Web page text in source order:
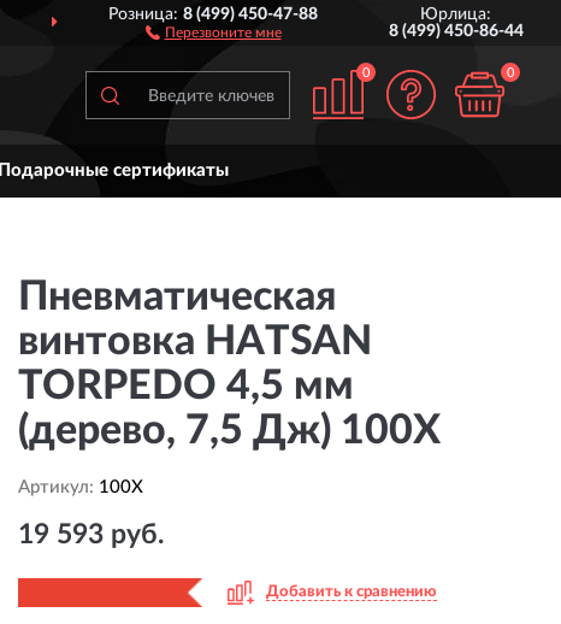
ДОСТАВИМ ПО ВСЕЙ РОССИИ
Розница:8 (499) 450-47-88
Перезвоните мне
Юрлица:
8 (499) 450-86-44
0 0
Подарочные сертификаты
Пневматическая
винтовка HATSAN
TORPEDO 4,5 мм
(дерево, 7,5 Дж) 100X
Артикул: 100X
19 593 руб.
Добавить к сравнению